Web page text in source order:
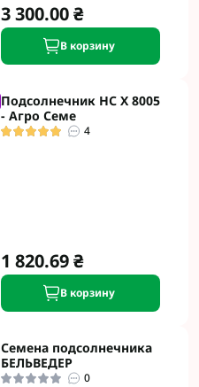
3 300.00 ₴
В корзину
Подсолнечник НС Х 8005
- Агро Семе
4
1 820.69 ₴
В корзину
Семена подсолнечника
БЕЛЬВЕДЕР
0